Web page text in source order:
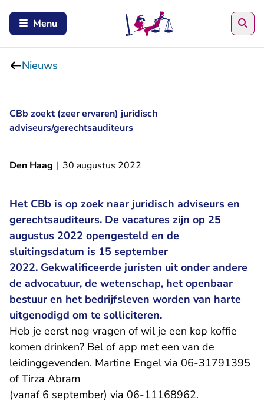
Menu
Nieuws
CBb zoekt (zeer ervaren) juridisch
adviseurs/gerechtsauditeurs
Den Haag | 30 augustus 2022
Het CBb is op zoek naar juridisch adviseurs en
gerechtsauditeurs. De vacatures zijn op 25
augustus 2022 opengesteld en de
sluitingsdatum is 15 september
2022. Gekwalificeerde juristen uit onder andere
de advocatuur, de wetenschap, het openbaar
bestuur en het bedrijfsleven worden van harte
uitgenodigd om te solliciteren.
Heb je eerst nog vragen of wil je een kop koffie
komen drinken? Bel of app met een van de
leidinggevenden. Martine Engel via 06-31791395
of Tirza Abram
(vanaf 6 september) via 06-11168962.